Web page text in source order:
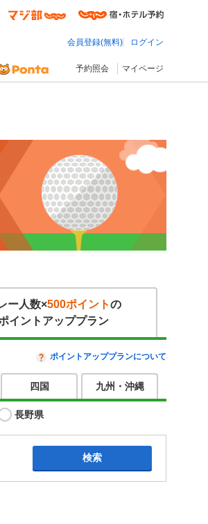
会員登録(無料) ログイン
予約照会 マイページ
ー人数×500ポイントの
イントアッププラン
ポイントアッププランについて
四国 九州・沖縄
長野県
検索